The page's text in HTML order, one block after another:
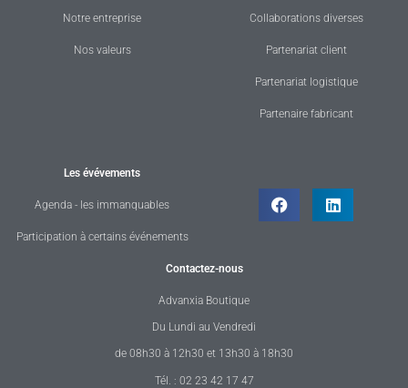
Notre entreprise
Nos valeurs
Collaborations diverses
Partenariat client
Partenariat logistique
Partenaire fabricant
Les évévements
Agenda - les immanquables
Participation à certains événements
Contactez-nous
Advanxia Boutique
Du Lundi au Vendredi
de 08h30 à 12h30 et 13h30 à 18h30
Tél. : 02 23 42 17 47